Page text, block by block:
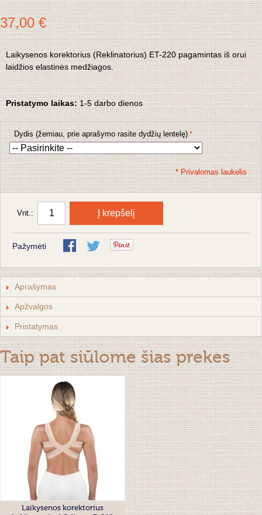
37,00 €
Laikysenos korektorius (Reklinatorius) ET-220 pagamintas iš orui
laidžios elastinės medžiagos.
Pristatymo laikas: 1-5 darbo dienos
Dydis (žemiau, prie aprašymo rasite dydžių lentelę)
* Privalomas laukelis
Vnt.: Į krepšelį
Pažymėti
Aprašymas
Apžvalgos
Pristatymas
Taip pat siūlome šias prekes
Laikysenos korektorius